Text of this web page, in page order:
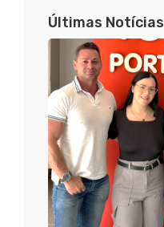
Últimas Notícias